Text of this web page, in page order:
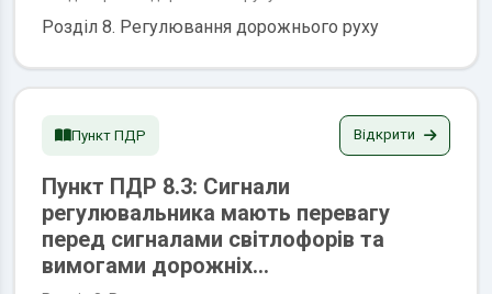
Розділ 8. Регулювання дорожнього руху
Пункт ПДР Відкрити
Пункт ПДР 8.3: Сигнали
регулювальника мають перевагу
перед сигналами світлофорів та
вимогами дорожніх...